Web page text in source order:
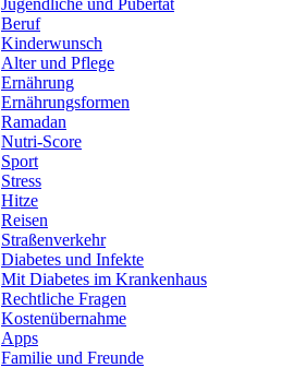
Beruf
Kinderwunsch
Alter und Pflege
Ernährung
Ernährungsformen
Ramadan
Nutri-Score
Sport
Stress
Hitze
Reisen
Straßenverkehr
Diabetes und Infekte
Mit Diabetes im Krankenhaus
Rechtliche Fragen
Kostenübernahme
Apps
Familie und Freunde